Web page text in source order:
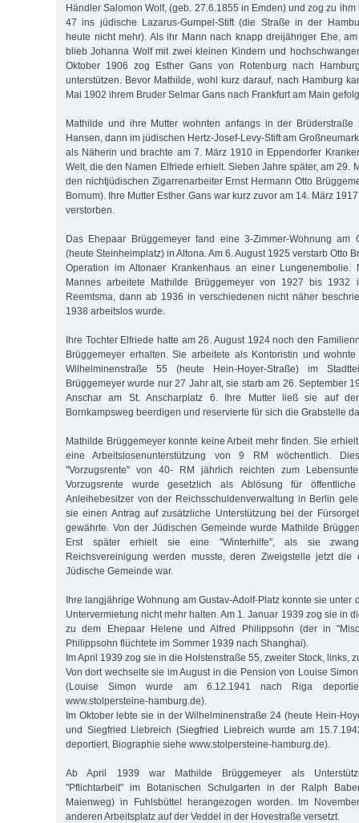
Händler Salomon Wolf, (geb. 27.6.1855 in Emden) und zog zu
47 ins jüdische Lazarus-Gumpel-Stift (die Straße in der
heute nicht mehr). Als ihr Mann nach knapp dreijähriger Ehe,
blieb Johanna Wolf mit zwei kleinen Kindern und
Oktober 1906 zog Esther Gans von Rotenburg nach
unterstützen. Bevor Mathilde, wohl kurz darauf, nach Hamburg
Mai 1902 ihrem Bruder Selmar Gans nach Frankfurt am Main
Mathilde und ihre Mutter wohnten anfangs in der
Hansen, dann im jüdischen Hertz-Josef-Levy-Stift am
als Näherin und brachte am 7. März 1910 in Eppendorfer
Welt, die den Namen Elfriede erhielt. Sieben Jahre später, am 29.
den nichtjüdischen Zigarrenarbeiter Ernst Hermann Otto
Bornum). Ihre Mutter Esther Gans war kurz zuvor am 14. März
verstorben.
Das Ehepaar Brüggemeyer fand eine 3-Zimmer-Wohnung am
(heute Steinheimplatz) in Altona. Am 6. August 1925 verstarb Otto
Operation im Altonaer Krankenhaus an einer Lungenembolie.
Mannes arbeitete Mathilde Brüggemeyer von 1927 bis 1932
Reemtsma, dann ab 1936 in verschiedenen nicht näher
1938 arbeitslos wurde.
Ihre Tochter Elfriede hatte am 26. August 1924 noch den
Brüggemeyer erhalten. Sie arbeitete als Kontoristin und
Wilhelminenstraße 55 (heute Hein-Hoyer-Straße) im
Brüggemeyer wurde nur 27 Jahr alt, sie starb am 26. September
Anschar am St. Anscharplatz 6. Ihre Mutter ließ sie auf
Bornkampsweg beerdigen und reservierte für sich die Grabstelle
Mathilde Brüggemeyer konnte keine Arbeit mehr finden. Sie
eine Arbeitslosenunterstützung von 9 RM wöchentlich.
"Vorzugsrente" von 40- RM jährlich reichten zum
Vorzugsrente wurde gesetzlich als Ablösung für
Anleihebesitzer von der Reichsschuldenverwaltung in Berlin
sie einen Antrag auf zusätzliche Unterstützung bei der
gewährte. Von der Jüdischen Gemeinde wurde Mathilde
Erst später erhielt sie eine "Winterhilfe", als sie
Reichsvereinigung werden musste, deren Zweigstelle jetzt die
Jüdische Gemeinde war.
Ihre langjährige Wohnung am Gustav-Adolf-Platz konnte sie unter
Untervermietung nicht mehr halten. Am 1. Januar 1939 zog sie in
zu dem Ehepaar Helene und Alfred Philippsohn (der in
Philippsohn flüchtete im Sommer 1939 nach Shanghai).
Im April 1939 zog sie in die Holstenstraße 55, zweiter Stock, links,
Von dort wechselte sie im August in die Pension von Louise
(Louise Simon wurde am 6.12.1941 nach Riga
www.stolpersteine-hamburg.de).
Im Oktober lebte sie in der Wilhelminenstraße 24 (heute Hein-
und Siegfried Liebreich (Siegfried Liebreich wurde am
deportiert, Biographie siehe www.stolpersteine-hamburg.de).
Ab April 1939 war Mathilde Brüggemeyer als
"Pflichtarbeit" im Botanischen Schulgarten in der Ralph
Maienweg) in Fuhlsbüttel herangezogen worden. Im
anderen Arbeitsplatz auf der Veddel in der Hovestraße versetzt.